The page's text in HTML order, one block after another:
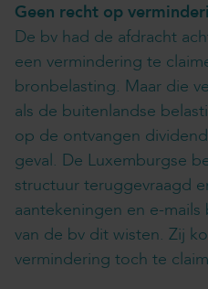
Geen recht op
De bv had de afdracht
een vermindering te
bronbelasting. Maar die
als de buitenlandse
op de ontvangen
geval. De Luxemburgse
structuur teruggevraagd
aantekeningen en e-
van de bv dit wisten. Zij
vermindering toch te